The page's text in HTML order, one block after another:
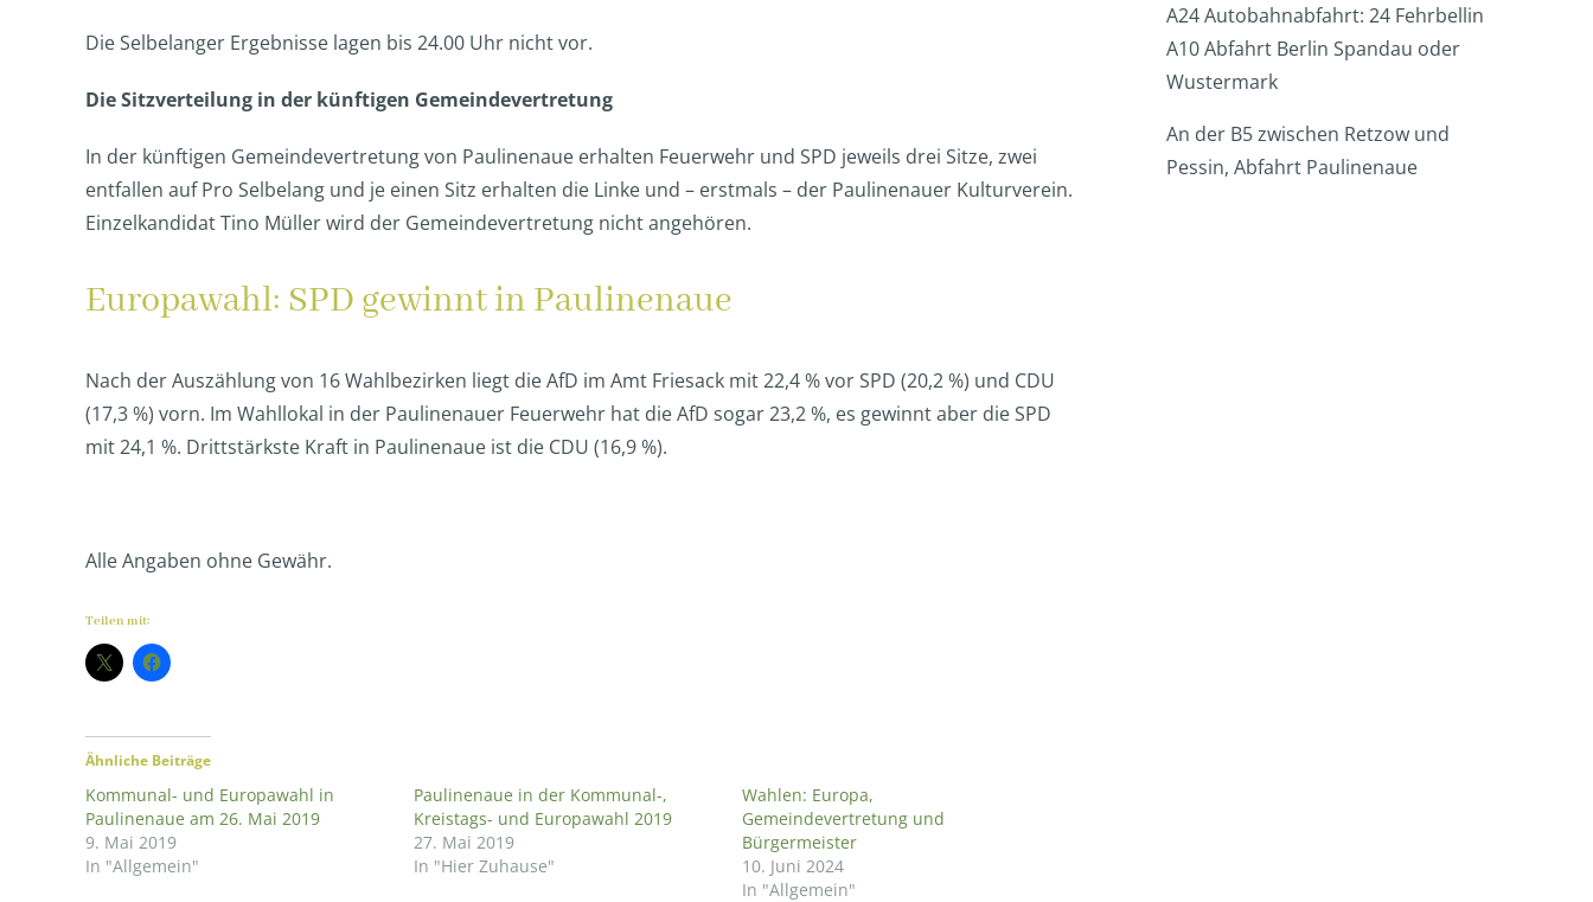
Die Selbelanger Ergebnisse lagen bis 24.00 Uhr nicht vor.
Die Sitzverteilung in der künftigen Gemeindevertretung
In der künftigen Gemeindevertretung von Paulinenaue erhalten Feuerwehr und SPD jeweils drei Sitze, zwei
entfallen auf Pro Selbelang und je einen Sitz erhalten die Linke und – erstmals – der Paulinenauer Kulturverein.
Einzelkandidat Tino Müller wird der Gemeindevertretung nicht angehören.
Europawahl: SPD gewinnt in Paulinenaue
Nach der Auszählung von 16 Wahlbezirken liegt die AfD im Amt Friesack mit 22,4 % vor SPD (20,2 %) und CDU
(17,3 %) vorn. Im Wahllokal in der Paulinenauer Feuerwehr hat die AfD sogar 23,2 %, es gewinnt aber die SPD
mit 24,1 %. Drittstärkste Kraft in Paulinenaue ist die CDU (16,9 %).
Alle Angaben ohne Gewähr.
Teilen mit:
Ähnliche Beiträge
Kommunal- und Europawahl in
Paulinenaue am 26. Mai 2019
9. Mai 2019
In "Allgemein"
Paulinenaue in der Kommunal-,
Kreistags- und Europawahl 2019
27. Mai 2019
In "Hier Zuhause"
Wahlen: Europa,
Gemeindevertretung und
Bürgermeister
10. Juni 2024
In "Allgemein"
A24 Autobahnabfahrt: 24 Fehrbellin
A10 Abfahrt Berlin Spandau oder
Wustermark
An der B5 zwischen Retzow und
Pessin, Abfahrt Paulinenaue